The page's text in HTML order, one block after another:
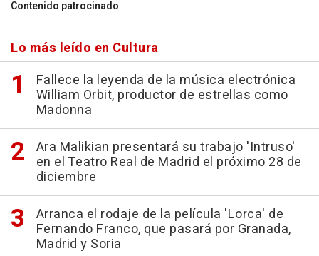
Contenido patrocinado
Lo más leído en Cultura
Fallece la leyenda de la música electrónica
William Orbit, productor de estrellas como
Madonna
Ara Malikian presentará su trabajo 'Intruso'
en el Teatro Real de Madrid el próximo 28 de
diciembre
Arranca el rodaje de la película 'Lorca' de
Fernando Franco, que pasará por Granada,
Madrid y Soria